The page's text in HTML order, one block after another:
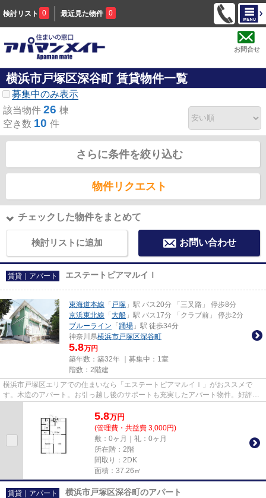
検討リスト 0 最近見た物件 0
お問合せ
横浜市戸塚区深谷町 賃貸物件一覧
募集中のみ表示
該当物件 26 棟
空き数 10 件
さらに条件を絞り込む
物件リクエスト
チェックした物件をまとめて
検討リストに追加 お問い合わせ
賃貸｜アパート エステートピアマルイＩ
東海道本線 「 戸塚 」駅 バス20分 「三叉路」 停歩8分
京浜東北線 「 大船 」駅 バス17分 「クラブ前」 停歩2分
ブルーライン 「 踊場 」駅 徒歩34分
神奈川県横浜市戸塚区深谷町
5.8万円
築年数：築32年 ｜募集中： 1室
階数：2階建
横浜市戸塚区エリアでの住まいなら「エステートピアマルイＩ」がおススメで
す。木造のアパート。お引っ越し後のサポートも充実したアパート物件。好評の
5.8万円
(管理費・共益費 3,000円)
敷：0ヶ月｜礼：0ヶ月
所在階：2階
間取り：2DK
面積：37.26㎡
賃貸｜アパート 横浜市戸塚区深谷町のアパート